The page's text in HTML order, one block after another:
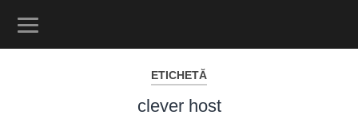
ETICHETĂ
clever host